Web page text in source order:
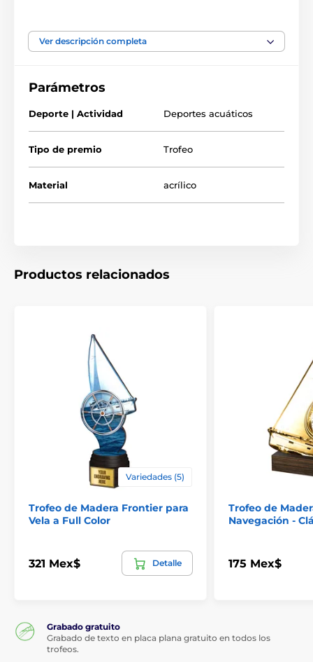
Ver descripción completa
Parámetros
Deporte | Actividad Deportes acuáticos
Tipo de premio Trofeo
Material acrílico
Productos relacionados
Variedades (5)
Trofeo de Madera Frontier para
Vela a Full Color
321 Mex$ Detalle
Trofeo de
Navegación -
175 Mex$
Grabado gratuito
Grabado de texto en placa plana gratuito en todos los
trofeos.